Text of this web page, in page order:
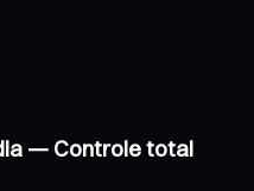
— Controle total